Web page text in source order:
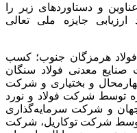
و دستاوردهای زیر را
جایزه ملی تعالی
هرمزگان جنوب؛ کسب
معدنی فولاد سنگان
و بختیاری و شرکت
توسط شرکت فولاد و نورد
و شرکت سرمایه‌گذاری
توسط شرکت توکاریل، شرکت